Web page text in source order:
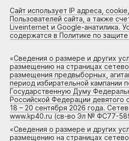
Сайт использует IP адреса,
Пользователей сайта, а также
Liveinternet и Google-анатилика.
содержатся в Политике по
«Сведения о размере и других
размещению на страницах
размещения предвыборных,
период избирательной кампании
Государственную Думу
Российской Федерации девятого
18 – 20 сентября 2026 года.
www.kp40.ru (св-во Эл № ФС77-
«Сведения о размере и других
размещению на страницах